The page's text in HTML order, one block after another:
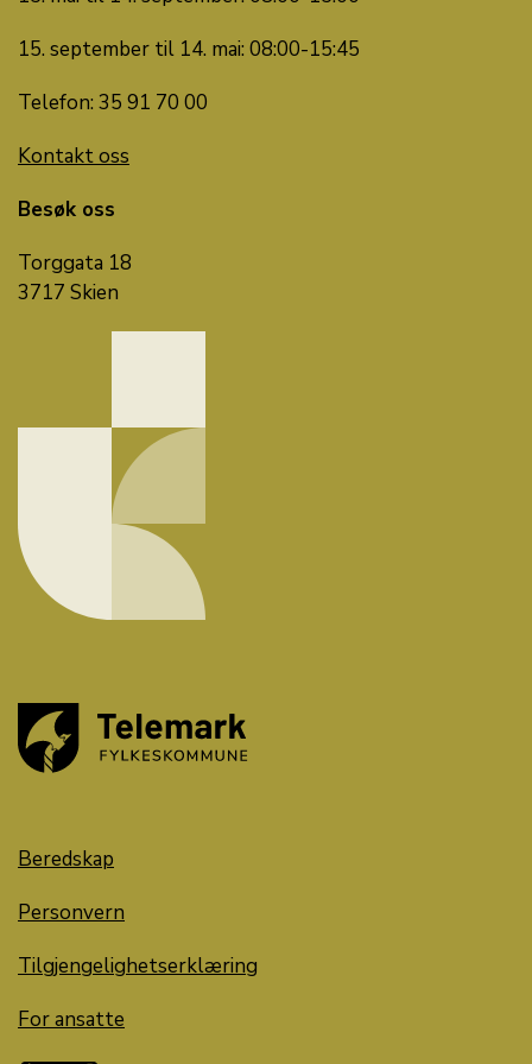
15. september til 14. mai: 08:00-15:45
Telefon: 35 91 70 00
Kontakt oss
Besøk oss
Torggata 18
3717 Skien
Beredskap
Personvern
Tilgjengelighetserklæring
For ansatte